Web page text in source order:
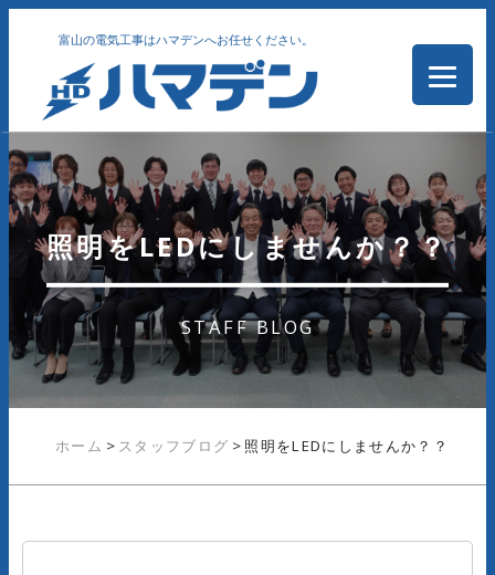
富山の電気工事はハマデンへお任せください。
照明をLEDにしませんか？？
STAFF BLOG
ホーム > スタッフブログ > 照明をLEDにしませんか？？